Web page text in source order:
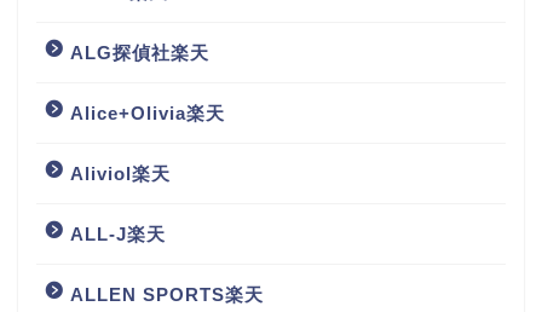
ALG探偵社楽天
Alice+Olivia楽天
Aliviol楽天
ALL-J楽天
ALLEN SPORTS楽天